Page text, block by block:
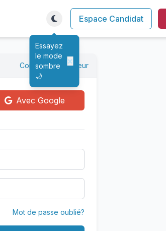
Essayez
le mode
sombre
🌙
×
Espace Candidat
Connexion recruteur
Avec Google
Mot de passe oublié?